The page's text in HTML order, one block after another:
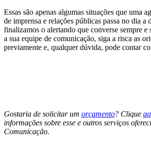
Essas são apenas algumas situações que uma
de imprensa e relações públicas passa no dia a
finalizamos o alertando que converse sempre e
a sua equipe de comunicação, siga a risca as
previamente e, qualquer dúvida, pode contar
Gostaria de solicitar um orçamento? Clique
informações sobre esse e outros serviços
Comunicação.